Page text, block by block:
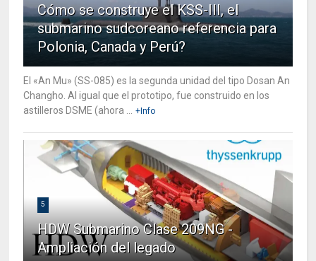
Cómo se construye el KSS-III, el
submarino sudcoreano referencia para
Polonia, Canada y Perú?
El «An Mu» (SS-085) es la segunda unidad del tipo Dosan An
Changho. Al igual que el prototipo, fue construido en los
astilleros DSME (ahora ...
+Info
5
HDW Submarino Clase 209NG -
Ampliación del legado